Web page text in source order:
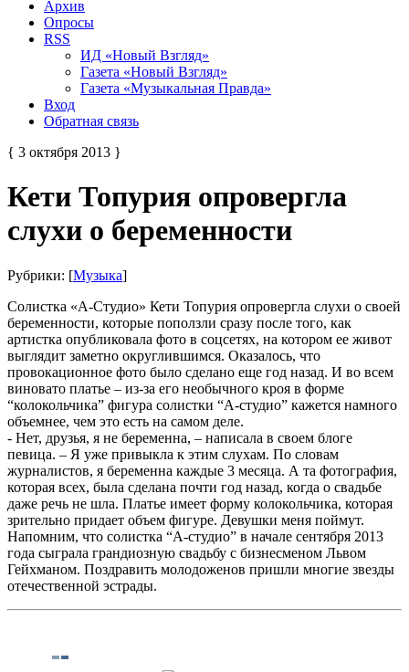
Архив
Опросы
RSS
ИД «Новый Взгляд»
Газета «Новый Взгляд»
Газета «Музыкальная Правда»
Вход
Обратная связь
{ 3 октября 2013 }
Кети Топурия опровергла
слухи о беременности
Рубрики: [Музыка]
Солистка «А-Студио» Кети Топурия опровергла слухи о своей
беременности, которые поползли сразу после того, как
артистка опубликовала фото в соцсетях, на котором ее живот
выглядит заметно округлившимся. Оказалось, что
провокационное фото было сделано еще год назад. И во всем
виновато платье – из-за его необычного кроя в форме
“колокольчика” фигура солистки “А-студио” кажется намного
объемнее, чем это есть на самом деле.
- Нет, друзья, я не беременна, – написала в своем блоге
певица. – Я уже привыкла к этим слухам. По словам
журналистов, я беременна каждые 3 месяца. А та фотография,
которая всех, была сделана почти год назад, когда о свадьбе
даже речь не шла. Платье имеет форму колокольчика, которая
зрительно придает объем фигуре. Девушки меня поймут.
Напомним, что солистка “А-студио” в начале сентября 2013
года сыграла грандиозную свадьбу с бизнесменом Львом
Гейхманом. Поздравить молодоженов пришли многие звезды
отечественной эстрады.